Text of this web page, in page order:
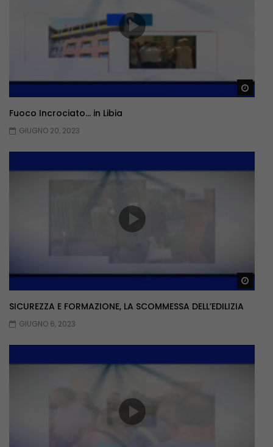
Fuoco Incrociato… in Libia
GIUGNO 20, 2023
SICUREZZA E FORMAZIONE, LA SCOMMESSA DELL’EDILIZIA
GIUGNO 6, 2023